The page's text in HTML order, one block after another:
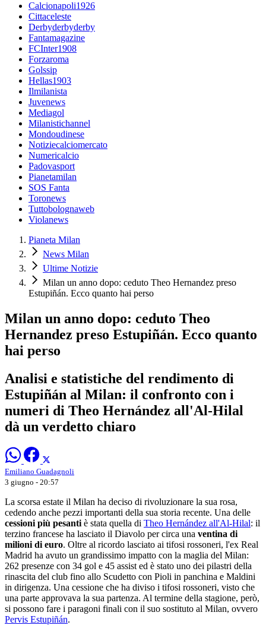
Calcionapoli1926
Cittaceleste
Derbyderbyderby
Fantamagazine
FCInter1908
Forzaroma
Golssip
Hellas1903
Ilmilanista
Juvenews
Mediagol
Milanistichannel
Mondoudinese
Notiziecalciomercato
Numericalcio
Padovasport
Pianetamilan
SOS Fanta
Toronews
Tuttobolognaweb
Violanews
Pianeta Milan
News Milan
Ultime Notizie
Milan un anno dopo: ceduto Theo Hernandez preso
Estupiñán. Ecco quanto hai perso
Milan un anno dopo: ceduto Theo
Hernandez preso Estupiñán. Ecco quanto
hai perso
Analisi e statistiche del rendimento di
Estupiñán al Milan: il confronto con i
numeri di Theo Hernández all'Al-Hilal
dà un verdetto chiaro
Emiliano Guadagnoli
3 giugno - 20:57
La scorsa estate il Milan ha deciso di rivoluzionare la sua rosa,
cedendo anche pezzi importanti della sua storia recente. Una delle
cessioni più pesanti è stata quella di Theo Hernández all'Al-Hilal: il
terzino francese ha lasciato il Diavolo per circa una ventina di
milioni di euro. Oltre al ricordo lasciato ai tifosi rossoneri, l'ex Real
Madrid ha avuto un grandissimo impatto con la maglia del Milan:
262 presenze con 34 gol e 45 assist ed è stato uno dei pilastri della
rinascita del club fino allo Scudetto con Pioli in panchina e Maldini
in dirigenza. Una cessione che ha diviso i tifosi rossoneri, visto che
una parte approvava la sua partenza. Al termine della stagione, però,
si possono fare i paragoni finali con il suo sostituto al Milan, ovvero
Pervis Estupiñán.